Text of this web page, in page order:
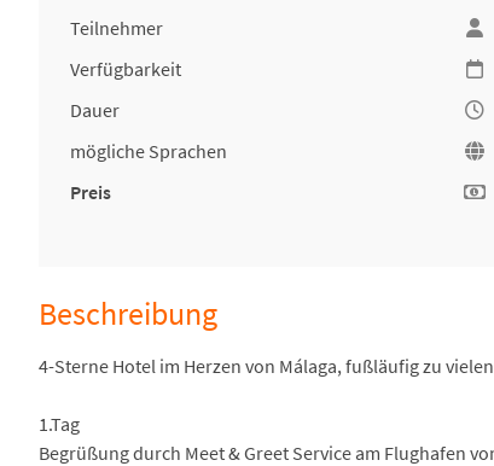
Teilnehmer
Verfügbarkeit
Dauer
mögliche Sprachen
Preis
Beschreibung
4-Sterne Hotel im Herzen von Málaga, fußläufig zu
1.Tag
Begrüßung durch Meet & Greet Service am Flughafen